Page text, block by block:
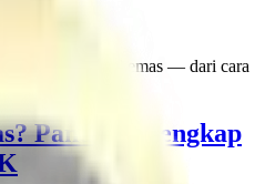
menjual emas — dari cara
buyback.
Panduan Lengkap